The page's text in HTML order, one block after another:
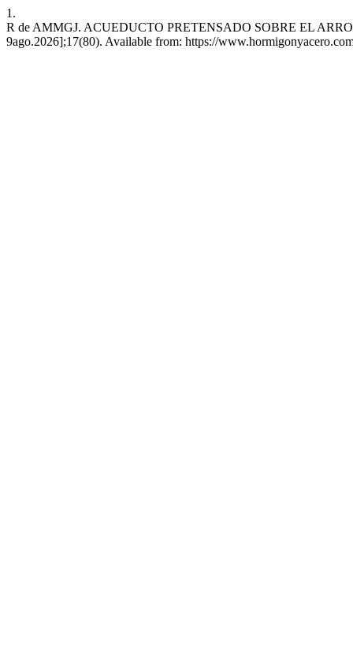
1.
R de AMMGJ. ACUEDUCTO PRETENSADO SOBRE EL
9ago.2026];17(80). Available from: https://